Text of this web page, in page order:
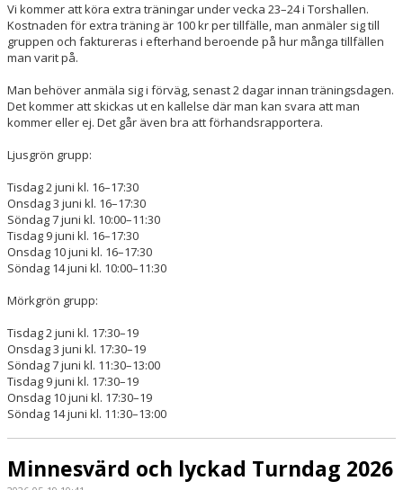
Vi kommer att köra extra träningar under vecka 23–24 i Torshallen.
Kostnaden för extra träning är 100 kr per tillfälle, man anmäler sig till
gruppen och faktureras i efterhand beroende på hur många tillfällen
man varit på.
Man behöver anmäla sig i förväg, senast 2 dagar innan träningsdagen.
Det kommer att skickas ut en kallelse där man kan svara att man
kommer eller ej. Det går även bra att förhandsrapportera.
Ljusgrön grupp:
Tisdag 2 juni kl. 16–17:30
Onsdag 3 juni kl. 16–17:30
Söndag 7 juni kl. 10:00–11:30
Tisdag 9 juni kl. 16–17:30
Onsdag 10 juni kl. 16–17:30
Söndag 14 juni kl. 10:00–11:30
Mörkgrön grupp:
Tisdag 2 juni kl. 17:30–19
Onsdag 3 juni kl. 17:30–19
Söndag 7 juni kl. 11:30–13:00
Tisdag 9 juni kl. 17:30–19
Onsdag 10 juni kl. 17:30–19
Söndag 14 juni kl. 11:30–13:00
Minnesvärd och lyckad Turndag 2026